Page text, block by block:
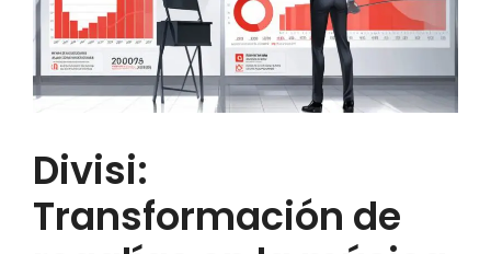
Divisi:
Transformación de